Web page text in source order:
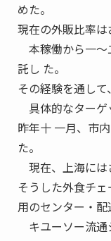
めた。
現在の外販比率は
本稼働から一〜
託し た。
その経験を通し
具体的なターゲ
昨年十 一月、市
た。
現在、上海には
そうした外食チ
用のセンター・配
キユーソー流通